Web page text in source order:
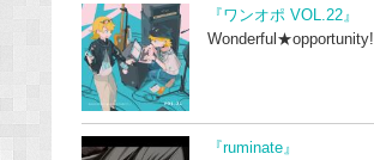
『ワンオポ VOL.22』
Wonderful★opportunity!
『ruminate』